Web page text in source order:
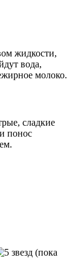
жидкости,
вода,
молоко.
сладкие
понос
(пока